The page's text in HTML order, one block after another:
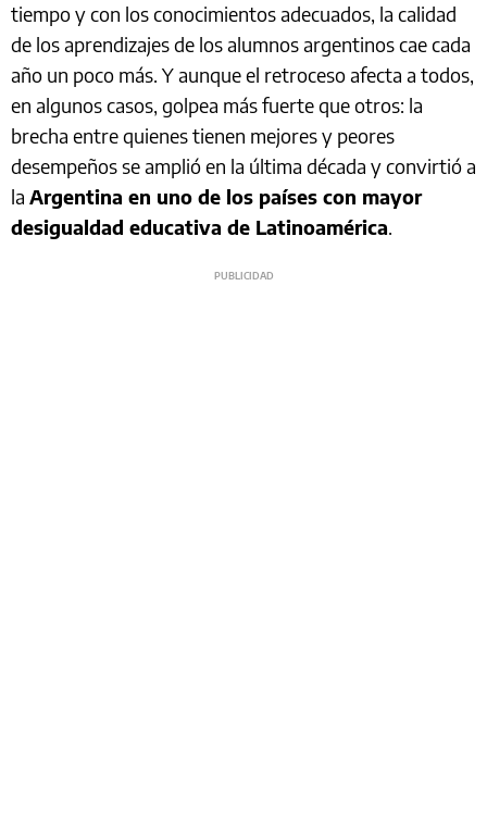
tiempo y con los conocimientos adecuados, la calidad
de los aprendizajes de los alumnos argentinos cae cada
año un poco más. Y aunque el retroceso afecta a todos,
en algunos casos, golpea más fuerte que otros: la
brecha entre quienes tienen mejores y peores
desempeños se amplió en la última década y convirtió a
la Argentina en uno de los países con mayor
desigualdad educativa de Latinoamérica.